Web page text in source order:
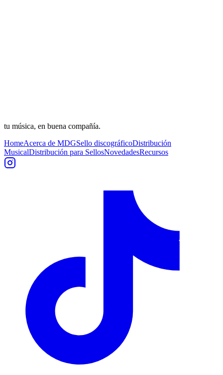
tu música, en buena compañía.
HomeAcerca de MDGSello discográficoDistribución
MusicalDistribución para SellosNovedadesRecursos